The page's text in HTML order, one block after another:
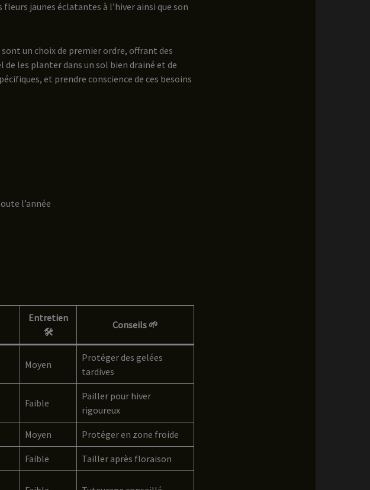
jaunes éclatantes à l’hiver ainsi que son
un choix de premier ordre, offrant des
les planter dans un sol bien drainé et de
et prendre conscience de ces besoins
l’année
Entretien
🛠️
Conseils 🌱
Moyen
Protéger des gelées
tardives
Faible
Pailler pour hiver
rigoureux
Moyen Protéger en zone froide
Faible Tailler après floraison